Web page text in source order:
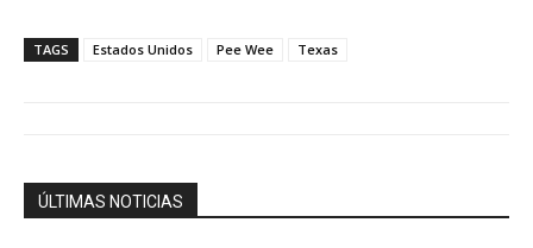
TAGS Estados Unidos Pee Wee Texas
ÚLTIMAS NOTICIAS